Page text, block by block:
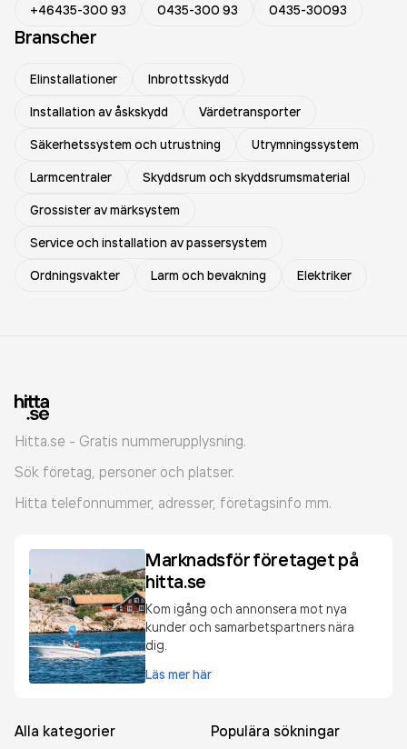
+46435-300 93
0435-300 93 0435-30093
Branscher
Elinstallationer
Inbrottsskydd
Installation av åskskydd
Värdetransporter
Säkerhetssystem och utrustning
Utrymningssystem
Larmcentraler
Skyddsrum och skyddsrumsmaterial
Grossister av märksystem
Service och installation av passersystem
Ordningsvakter
Larm och bevakning Elektriker
Hitta.se - Gratis nummerupplysning.
Sök företag, personer och platser.
Hitta telefonnummer, adresser, företagsinfo mm.
Marknadsför företaget på
hitta.se
Kom igång och annonsera mot nya
kunder och samarbetspartners nära
dig.
Läs mer här
Alla kategorier Populära sökningar